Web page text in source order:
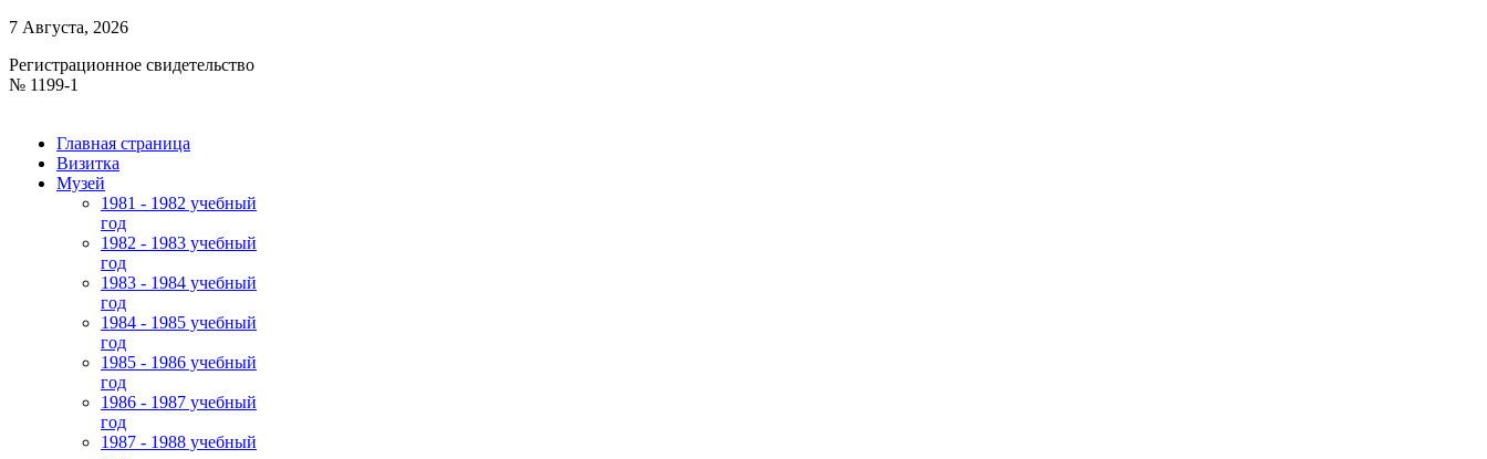
7 Августа, 2026
Регистрационное свидетельство
№ 1199-1
Главная страница
Визитка
Музей
1981 - 1982 учебный
год
1982 - 1983 учебный
год
1983 - 1984 учебный
год
1984 - 1985 учебный
год
1985 - 1986 учебный
год
1986 - 1987 учебный
год
1987 - 1988 учебный